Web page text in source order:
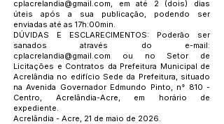
cplacrelandia@gmail.com, em até 2 (dois) dias
úteis após a sua publicação, podendo ser
enviadas até as 17h:00min.
DÚVIDAS E ESCLARECIMENTOS: Poderão ser
sanados através do e-mail:
cplacrelandia@gmail.com ou no Setor de
Licitações e Contratos da Prefeitura Municipal de
Acrelândia no edifício Sede da Prefeitura, situado
na Avenida Governador Edmundo Pinto, n° 810 -
Centro, Acrelândia-Acre, em horário de
expediente.
Acrelândia - Acre, 21 de maio de 2026.